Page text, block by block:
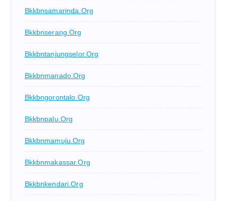
Bkkbnsamarinda.org
Bkkbnserang.org
Bkkbntanjungselor.org
Bkkbnmanado.org
Bkkbngorontalo.org
Bkkbnpalu.org
Bkkbnmamuju.org
Bkkbnmakassar.org
Bkkbnkendari.org